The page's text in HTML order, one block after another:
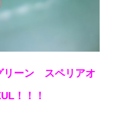
リーン スペリアオ
！！！